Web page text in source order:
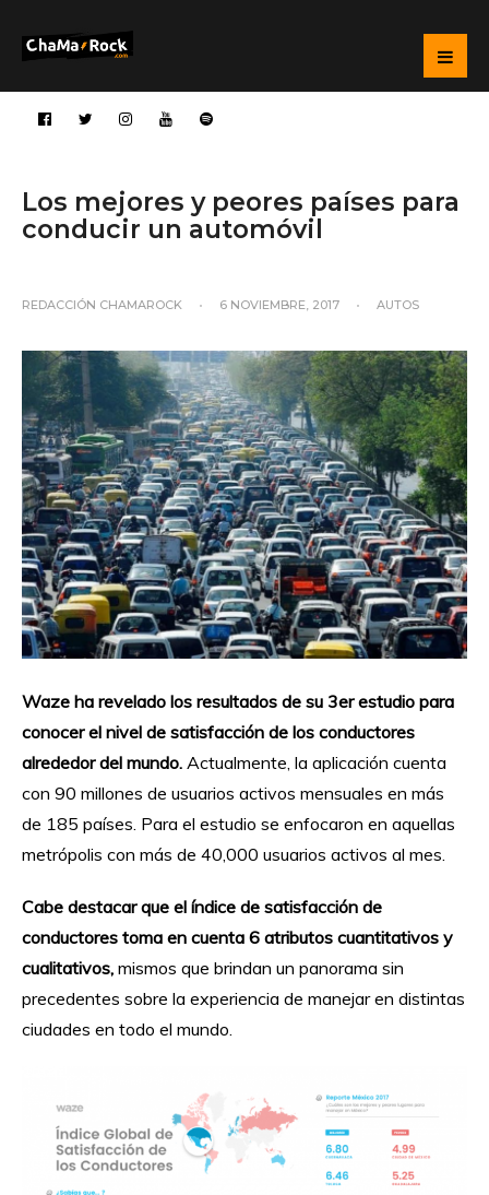
Los mejores y peores países para
conducir un automóvil
REDACCIÓN CHAMAROCK • 6 NOVIEMBRE, 2017 • AUTOS
Waze ha revelado los resultados de su 3er estudio para
conocer el nivel de satisfacción de los conductores
alrededor del mundo. Actualmente, la aplicación cuenta
con 90 millones de usuarios activos mensuales en más
de 185 países. Para el estudio se enfocaron en aquellas
metrópolis con más de 40,000 usuarios activos al mes.
Cabe destacar que el índice de satisfacción de
conductores toma en cuenta 6 atributos cuantitativos y
cualitativos, mismos que brindan un panorama sin
precedentes sobre la experiencia de manejar en distintas
ciudades en todo el mundo.